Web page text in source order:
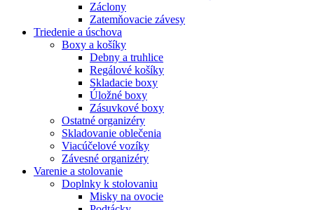
Záclony
Zatemňovacie závesy
Triedenie a úschova
Boxy a košíky
Debny a truhlice
Regálové košíky
Skladacie boxy
Úložné boxy
Zásuvkové boxy
Ostatné organizéry
Skladovanie oblečenia
Viacúčelové vozíky
Závesné organizéry
Varenie a stolovanie
Doplnky k stolovaniu
Misky na ovocie